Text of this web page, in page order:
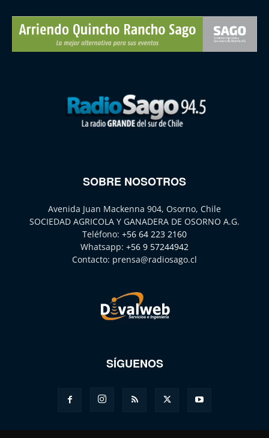
SOBRE NOSOTROS
Avenida Juan Mackenna 904, Osorno, Chile
SOCIEDAD AGRICOLA Y GANADERA DE OSORNO A.G.
Teléfono: +56 64 223 2160
Whatsapp: +56 9 57244942
Contacto: prensa@radiosago.cl
SÍGUENOS